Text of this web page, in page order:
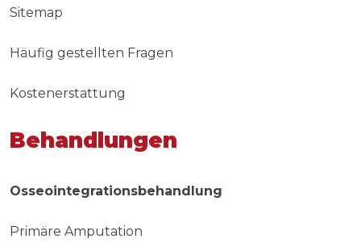
Sitemap
Häufig gestellten Fragen
Kostenerstattung
Behandlungen
Osseointegrationsbehandlung
Primäre Amputation